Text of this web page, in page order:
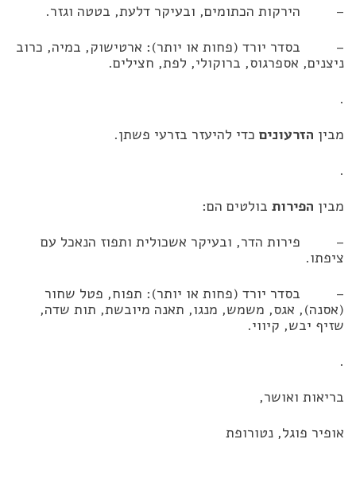
– הירקות הכתומים, ובעיקר דלעת, בטטה וגזר.
– בסדר יורד (פחות או יותר): ארטישוק, במיה, כרוב
ניצנים, אספרגוס, ברוקולי, לפת, חצילים.
.
מבין הזרעונים כדי להיעזר בזרעי פשתן.
.
מבין הפירות בולטים הם:
– פירות הדר, ובעיקר אשכולית ותפוז הנאכל עם
ציפתו.
– בסדר יורד (פחות או יותר): תפוח, פטל שחור
(אסנה), אגס, משמש, מנגו, תאנה מיובשת, תות שדה,
שזיף יבש, קיווי.
.
בריאות ואושר,
אופיר פוגל, נטורופת